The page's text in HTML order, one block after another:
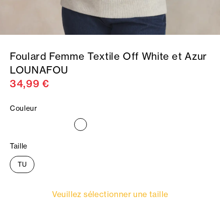
Foulard Femme Textile Off White et Azur
LOUNAFOU
34,99 €
Couleur
Taille
TU
Veuillez sélectionner une taille